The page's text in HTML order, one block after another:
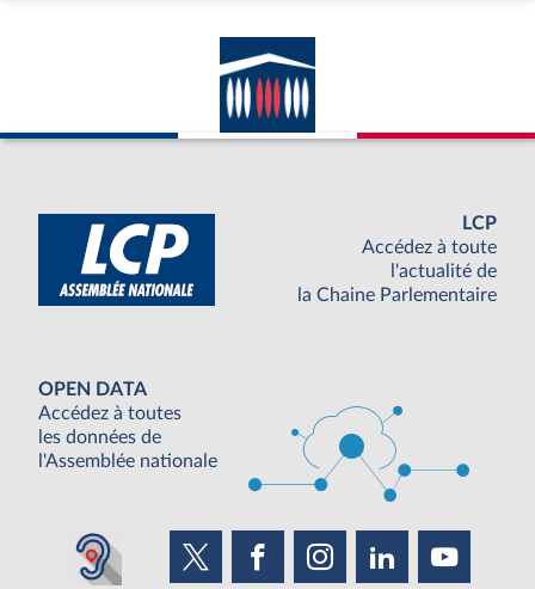
LCP
Accédez à toute
l'actualité de
la Chaine Parlementaire
OPEN DATA
Accédez à toutes
les données de
l'Assemblée nationale